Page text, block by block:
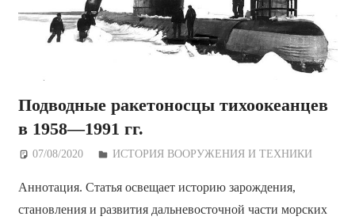
Подводные ракетоносцы тихоокеанцев
в 1958—1991 гг.
07/08/2020 Дежурный по Редакции
ИСТОРИЯ ВООРУЖЕНИЯ И ТЕХНИКИ
Аннотация. Статья освещает историю зарождения,
становления и развития дальневосточной части морских